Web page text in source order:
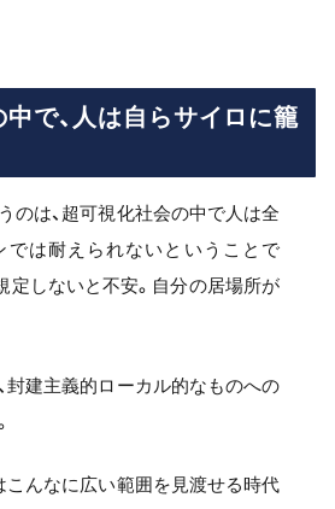
で、人は自らサイロに籠
のは、超可視化社会の中で人は全
では耐えられないということで
定しないと不安。自分の居場所が
封建主義的ローカル的なものへの
こんなに広い範囲を見渡せる時代